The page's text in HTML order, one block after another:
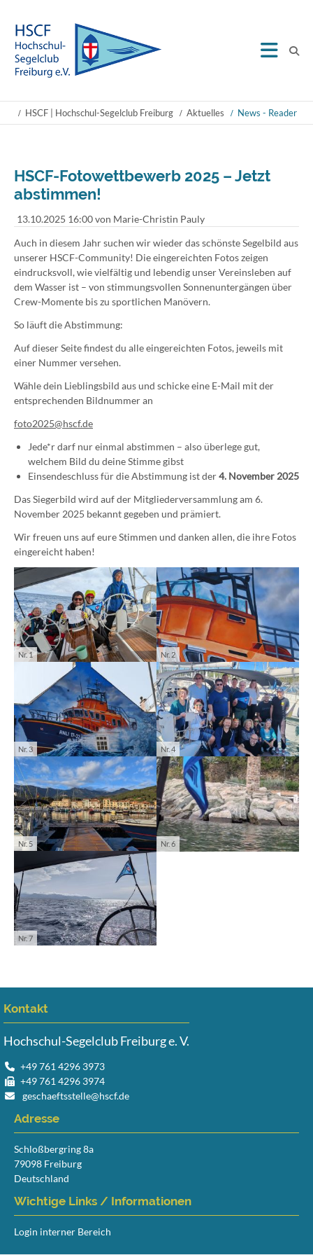
HSCF | Hochschul-Segelclub Freiburg Aktuelles News - Reader
HSCF-Fotowettbewerb 2025 – Jetzt
abstimmen!
13.10.2025 16:00von Marie-Christin Pauly
Auch in diesem Jahr suchen wir wieder das schönste Segelbild aus
unserer HSCF-Community! Die eingereichten Fotos zeigen
eindrucksvoll, wie vielfältig und lebendig unser Vereinsleben auf
dem Wasser ist – von stimmungsvollen Sonnenuntergängen über
Crew-Momente bis zu sportlichen Manövern.
So läuft die Abstimmung:
Auf dieser Seite findest du alle eingereichten Fotos, jeweils mit
einer Nummer versehen.
Wähle dein Lieblingsbild aus und schicke eine E-Mail mit der
entsprechenden Bildnummer an
foto2025@hscf.de
Jede*r darf nur einmal abstimmen – also überlege gut,
welchem Bild du deine Stimme gibst
Einsendeschluss für die Abstimmung ist der4. November 2025
Das Siegerbild wird auf der Mitgliederversammlung am 6.
November 2025 bekannt gegeben und prämiert.
Wir freuen uns auf eure Stimmen und danken allen, die ihre Fotos
eingereicht haben!
Nr. 1 Nr. 2
Nr. 3 Nr. 4
Nr. 5 Nr. 6
Nr. 7
Kontakt
Hochschul-Segelclub Freiburg e. V.
+49 761 4296 3973
+49 761 4296 3974
geschaeftsstelle@hscf.de
Adresse
Schloßbergring 8a
79098 Freiburg
Deutschland
Wichtige Links / Informationen
Login interner Bereich